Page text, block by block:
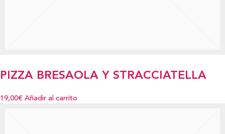
PIZZA BRESAOLA Y STRACCIATELLA
19,00€ Añadir al carrito